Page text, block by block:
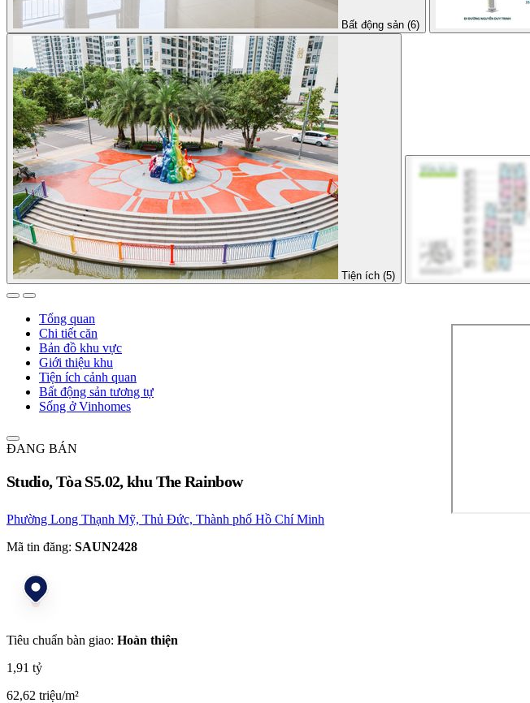
Bất động sản (6)
Tiện ích (5)
Tổng quan
Chi tiết căn
Bản đồ khu vực
Giới thiệu khu
Tiện ích cảnh quan
Bất động sản tương tự
Sống ở Vinhomes
ĐANG BÁN
Studio, Tòa S5.02, khu The Rainbow
Phường Long Thạnh Mỹ, Thủ Đức, Thành phố Hồ Chí Minh
Mã tin đăng: SAUN2428
Tiêu chuẩn bàn giao: Hoàn thiện
1,91 tỷ
62,62 triệu/m²